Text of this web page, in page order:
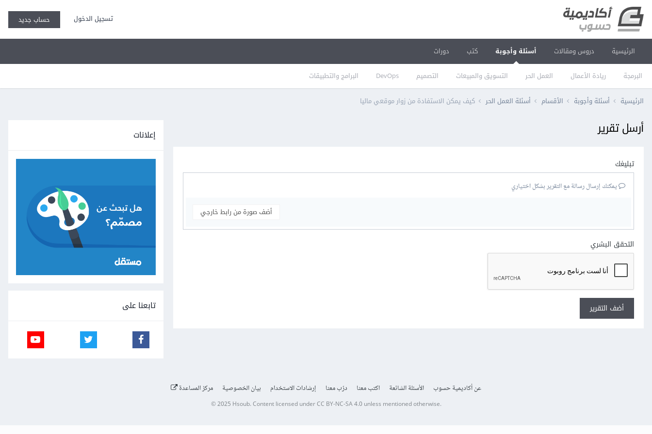
تسجيل الدخول حساب جديد
الرئيسية دروس ومقالات أسئلة وأجوبة
البرمجة ريادة الأعمال العمل الحر التسويق والمبيعات التصميم DevOps البرامج والتطبيقات
كتب دورات
الرئيسية أسئلة وأجوبة الأقسام أسئلة العمل الحر كيف يمكن الاستفادة من زوار موقعي ماليا
أرسل تقرير
تبليغك
يمكنك إرسال رسالة مع التقرير بشكل اختياري
أضف صورة من رابط خارجي
التحقق البشري
أضف التقرير
إعلانات
تابعنا على
عن أكاديمية حسوب الأسئلة الشائعة اكتب معنا درّب معنا إرشادات الاستخدام بيان الخصوصية مركز المساعدة
© 2025 Hsoub.Content licensed underCC BY-NC-SA 4.0unless mentioned otherwise.